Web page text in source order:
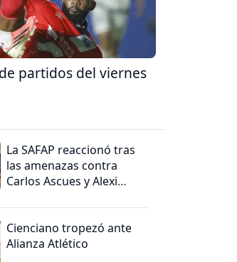
partidos del viernes
La SAFAP reaccionó tras
las amenazas contra
Carlos Ascues y Alexi
Cienciano tropezó ante
Alianza Atlético